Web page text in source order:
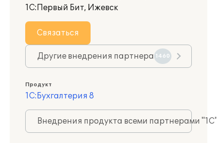
1С:Первый Бит, Ижевск
Связаться
Другие внедрения партнера 1460
Продукт
1С:Бухгалтерия 8
Внедрения продукта всеми партнерами